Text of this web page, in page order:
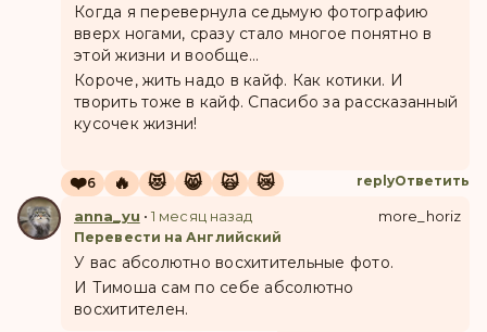
Когда я перевернула седьмую фотографию
вверх ногами, сразу стало многое понятно в
этой жизни и вообще...
Короче, жить надо в кайф. Как котики. И
творить тоже в кайф. Спасибо за рассказанный
кусочек жизни!
❤️6 🔥 😻 😸 🙀 😿 replyОтветить
anna_yu •1 месяц назад
Перевести на Английский
more_horiz
У вас абсолютно восхитительные фото.
И Тимоша сам по себе абсолютно
восхитителен.